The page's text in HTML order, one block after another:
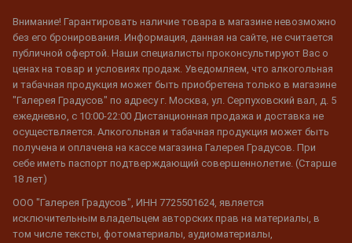
Внимание! Гарантировать наличие товара в магазине невозможно
без его бронирования. Информация, данная на сайте, не считается
публичной офертой. Наши специалисты проконсультируют Вас о
ценах на товар и условиях продаж. Уведомляем, что алкогольная
и табачная продукция может быть приобретена только в магазине
"Галерея Градусов" по адресу г. Москва, ул. Серпуховский вал, д. 5
ежедневно, с 10:00-22:00 Дистанционная продажа и доставка не
осуществляется. Алкогольная и табачная продукция может быть
получена и оплачена на кассе магазина Галерея Градусов. При
себе иметь паспорт подтверждающий совершеннолетие. (Старше
18 лет)
ООО "Галерея Градусов", ИНН 7725501624, является
исключительным владельцем авторских прав на материалы, в
том числе тексты, фотоматериалы, аудиоматериалы,